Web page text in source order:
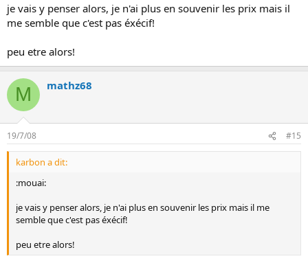
je vais y penser alors, je n'ai plus en souvenir les prix mais il
me semble que c'est pas éxécif!
peu etre alors!
M mathz68
19/7/08 #15
karbon a dit:
:mouai:
je vais y penser alors, je n'ai plus en souvenir les prix mais il me
semble que c'est pas éxécif!
peu etre alors!